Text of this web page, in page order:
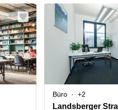
Büro +2
Landsberger